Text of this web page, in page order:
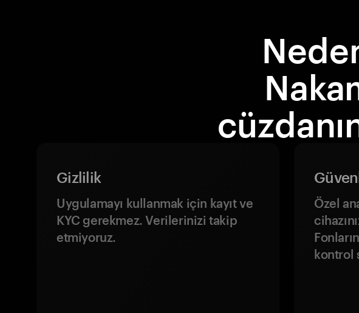
Gizlilik
Uygulamayı kullanmak için kayıt ve
KYC gerekmez. Verilerinizi takip
etmiyoruz.
Özel
kontrol